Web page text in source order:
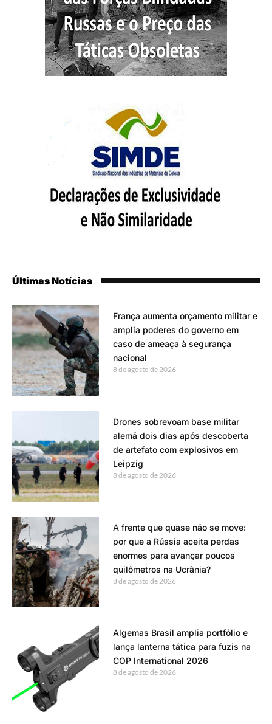
Últimas Notícias
França aumenta orçamento militar e
amplia poderes do governo em
caso de ameaça à segurança
nacional
8 de agosto de 2026
Drones sobrevoam base militar
alemã dois dias após descoberta
de artefato com explosivos em
Leipzig
8 de agosto de 2026
A frente que quase não se move:
por que a Rússia aceita perdas
enormes para avançar poucos
quilômetros na Ucrânia?
8 de agosto de 2026
Algemas Brasil amplia portfólio e
lança lanterna tática para fuzis na
COP International 2026
8 de agosto de 2026